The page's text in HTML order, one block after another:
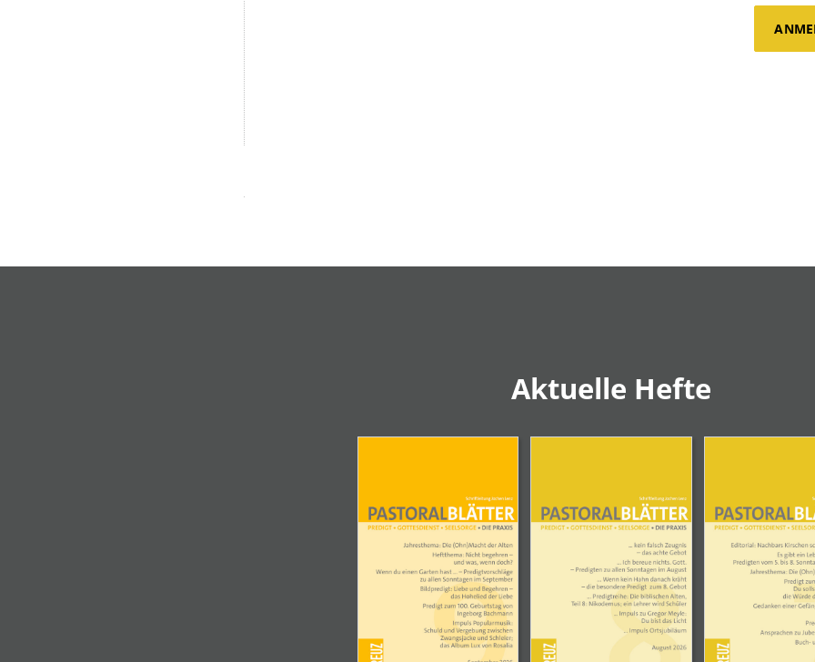
Aktuelle Hefte